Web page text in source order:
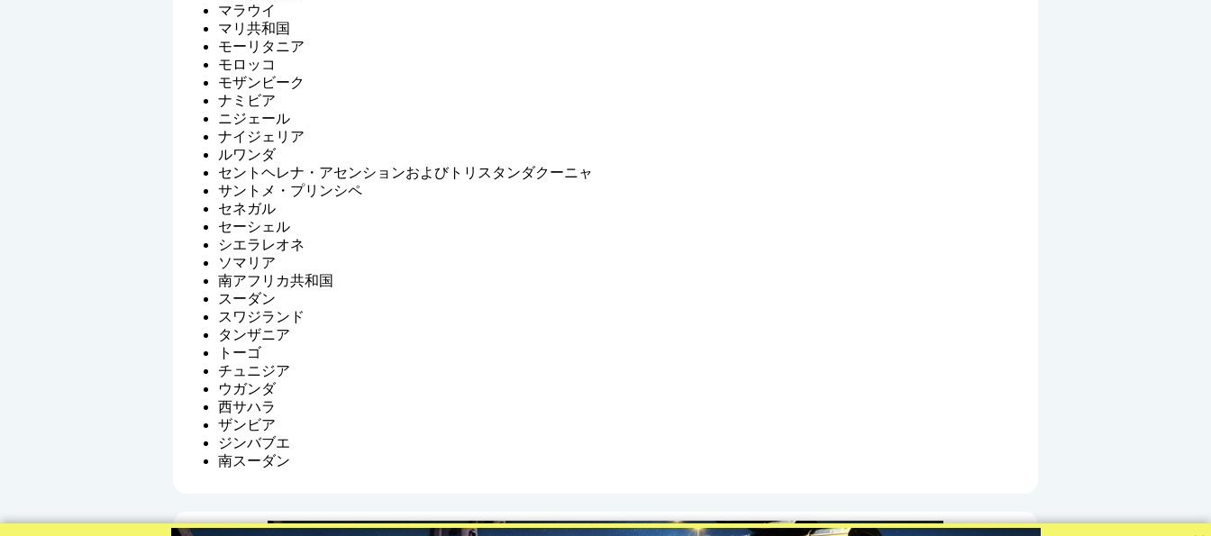
マラウイ
マリ共和国
モーリタニア
モロッコ
モザンビーク
ナミビア
ニジェール
ナイジェリア
ルワンダ
セントヘレナ・アセンションおよびトリスタンダクーニャ
サントメ・プリンシペ
セネガル
セーシェル
シエラレオネ
ソマリア
南アフリカ共和国
スーダン
スワジランド
タンザニア
トーゴ
チュニジア
ウガンダ
西サハラ
ザンビア
ジンバブエ
南スーダン